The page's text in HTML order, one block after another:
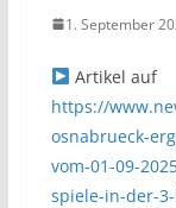
1. September
Artikel auf
https://
osnabrueck-
vom-01-09-
spiele-in-der-